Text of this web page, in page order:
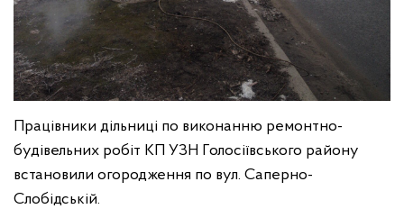
Працівники дільниці по виконанню ремонтно-
будівельних робіт КП УЗН Голосіївського району
встановили огородження по вул. Саперно-
Слобідській.